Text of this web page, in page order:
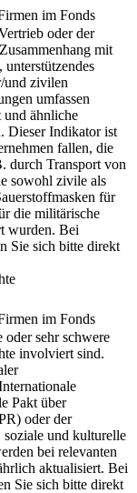
im Fonds
oder der
mit
und zivilen
umfassen
und ähnliche
Dieser Indikator ist
fallen, die
durch Transport von
sowohl zivile als
für
die militärische
wurden. Bei
Sie sich bitte direkt
im Fonds
sehr schwere
involviert sind.
Pakt über
oder der
und kulturelle
bei relevanten
aktualisiert. Bei
Sie sich bitte direkt